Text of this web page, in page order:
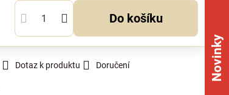
Do košíku
Dotaz k produktu Doručení Novinky